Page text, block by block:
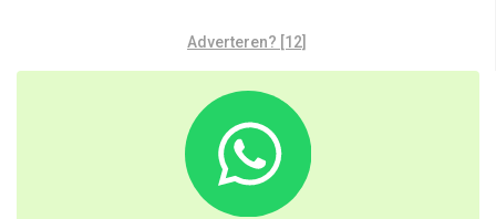
Adverteren? [12]